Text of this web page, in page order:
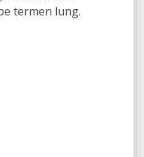
termen lung.